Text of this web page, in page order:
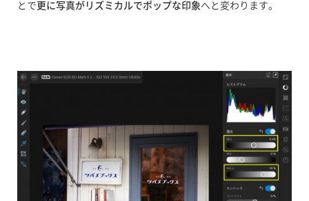
とで更に写真がリズミカルでポップな印象へと変わります。